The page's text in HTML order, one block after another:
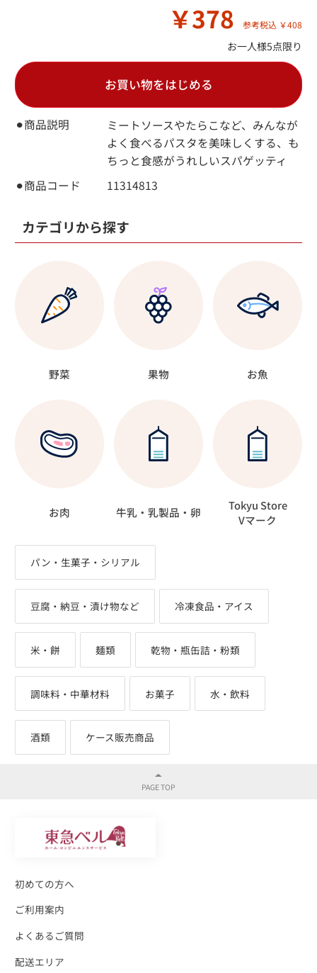
⚫︎商品説明
ミートソースやたらこなど、みんなが
よく食べるパスタを美味しくする、も
ちっと食感がうれしいスパゲッティ
￥378 参考税込 ￥408
お一人様5点限り
⚫︎商品コード 11314813
お買い物をはじめる
カテゴリから探す
野菜 果物 お魚
お肉 牛乳・乳製品・卵
Tokyu Store
Vマーク
パン・生菓子・シリアル
豆腐・納豆・漬け物など 冷凍食品・アイス
米・餅 麺類 乾物・瓶缶詰・粉類
調味料・中華材料 お菓子 水・飲料
酒類 ケース販売商品
初めての方へ
ご利用案内
よくあるご質問
配送エリア